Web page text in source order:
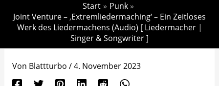
Start
Punk
Joint Venture – ‚Extremliedermaching‘ – Ein Zeitloses
Werk des Liedermachens (Audio) [ Liedermacher |
Singer & Songwriter ]
Von Blattturbo /4. November 2023